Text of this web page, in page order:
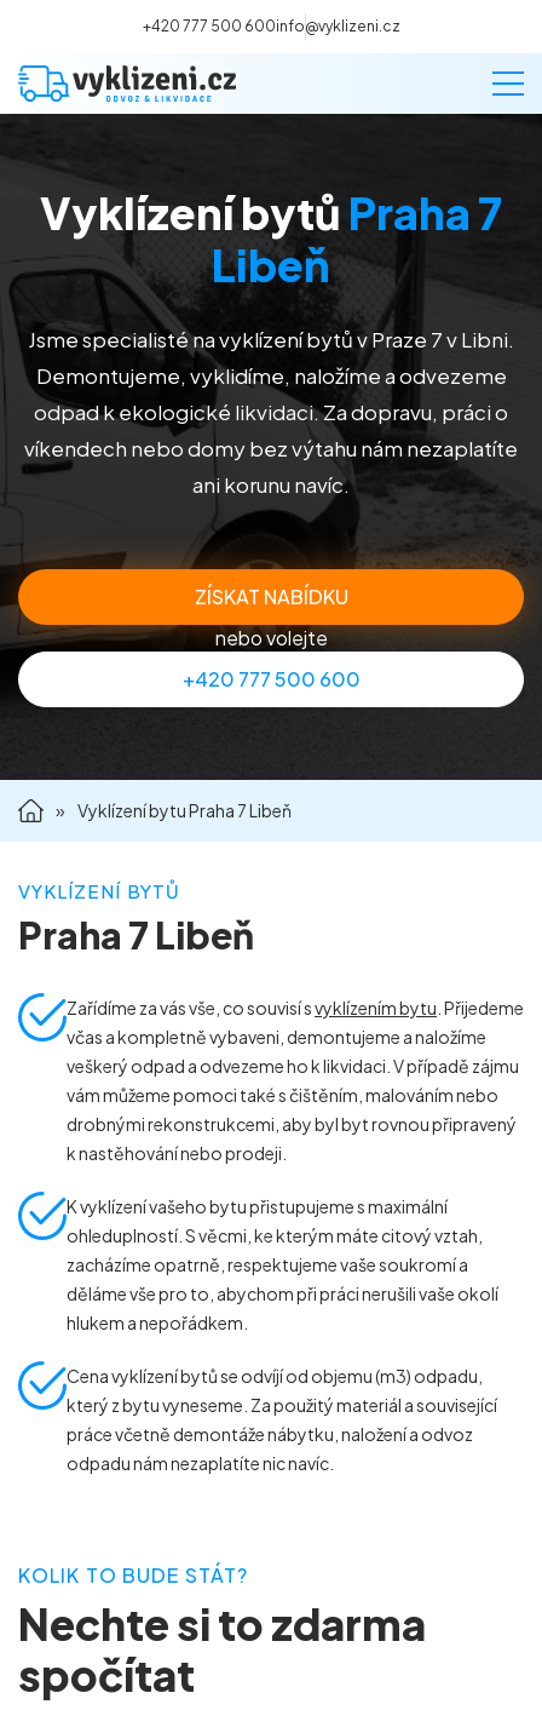
+420 777 500 600info@vyklizeni.cz
Vyklízení
Stěhování
Malování
Deratizace a dezinsekce
Příprava nemovitostí na prodej
Reference
Vyklízení bytů Praha 7
Libeň
Jsme specialisté na vyklízení bytů v Praze 7 v Libni.
Demontujeme, vyklidíme, naložíme a odvezeme
odpad k ekologické likvidaci. Za dopravu, práci o
víkendech nebo domy bez výtahu nám nezaplatíte
ani korunu navíc.
ZÍSKAT NABÍDKU
nebo volejte
+420 777 500 600
» Vyklízení bytu Praha 7 Libeň
VYKLÍZENÍ BYTŮ
Praha 7 Libeň
Zařídíme za vás vše, co souvisí svyklízením bytu . Přijedeme
včas a kompletně vybaveni, demontujeme a naložíme
veškerý odpad a odvezeme ho k likvidaci. V případě zájmu
vám můžeme pomoci také s čištěním, malováním nebo
drobnými rekonstrukcemi, aby byl byt rovnou připravený
k nastěhování nebo prodeji.
K vyklízení vašeho bytu přistupujeme s maximální
ohleduplností. S věcmi, ke kterým máte citový vztah,
zacházíme opatrně, respektujeme vaše soukromí a
děláme vše pro to, abychom při práci nerušili vaše okolí
hlukem a nepořádkem.
Cena vyklízení bytů se odvíjí od objemu (m3) odpadu,
který z bytu vyneseme. Za použitý materiál a související
práce včetně demontáže nábytku, naložení a odvoz
odpadu nám nezaplatíte nic navíc.
KOLIK TO BUDE STÁT?
Nechte si to zdarma
spočítat